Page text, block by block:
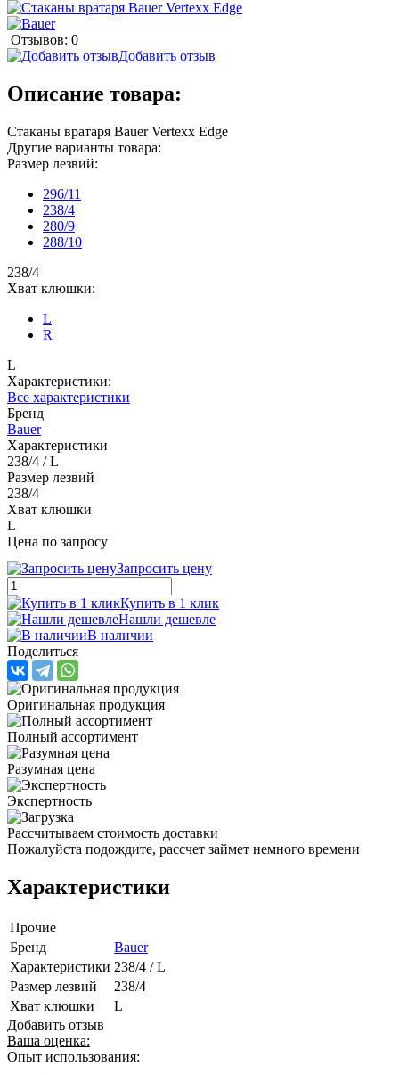
Отзывов: 0
Добавить отзыв
Описание товара:
Стаканы вратаря Bauer Vertexx Edge
Другие варианты товара:
Размер лезвий:
296/11
238/4
280/9
288/10
238/4
Хват клюшки:
L
R
L
Характеристики:
Все характеристики
Бренд
Bauer
Характеристики
238/4 / L
Размер лезвий
238/4
Хват клюшки
L
Цена по запросу
Запросить цену
Купить в 1 клик
Нашли дешевле
В наличии
Поделиться
Оригинальная продукция
Полный ассортимент
Разумная цена
Экспертность
Рассчитываем стоимость доставки
Пожалуйста подождите, рассчет займет немного времени
Характеристики
Прочие
Бренд
Bauer
Характеристики 238/4 / L
Размер лезвий
238/4
Хват клюшки
L
Добавить отзыв
Ваша оценка:
Опыт использования: